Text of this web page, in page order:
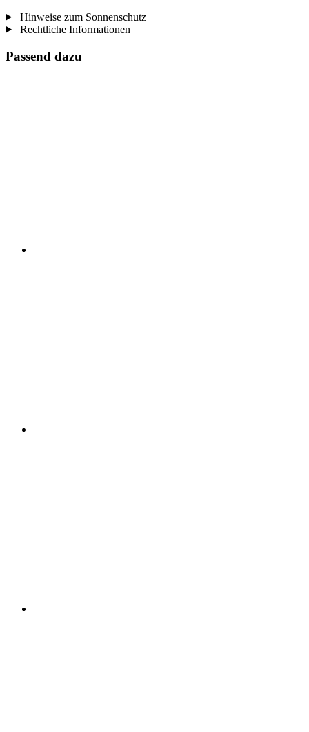
Hinweise zum Sonnenschutz
Rechtliche Informationen
Passend dazu